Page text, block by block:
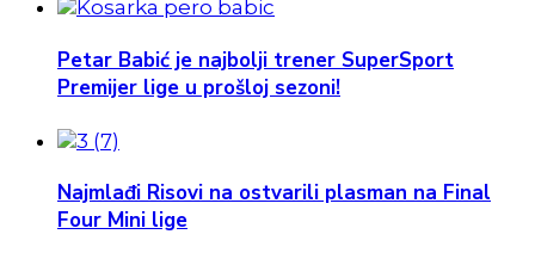
Petar Babić je najbolji trener SuperSport
Premijer lige u prošloj sezoni!
Najmlađi Risovi na ostvarili plasman na Final
Four Mini lige